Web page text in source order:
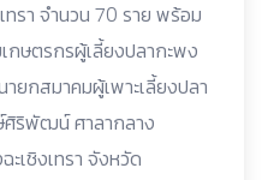
ทรา จำนวน 70 ราย พร้อม
ษตรกรผู้เลี้ยงปลากะพง
ายกสมาคมผู้เพาะเลี้ยงปลา
ศิริพัฒน์ ศาลากลาง
ะเชิงเทรา จังหวัด